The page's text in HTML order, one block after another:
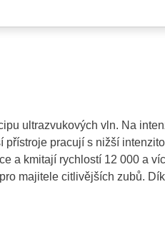
ultrazvukových vln. Na
pracují s nižší
a kmitají rychlostí 12 000 a
majitele citlivějších zubů.